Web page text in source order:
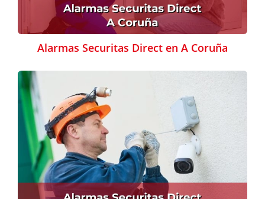
Alarmas Securitas Direct en A Coruña